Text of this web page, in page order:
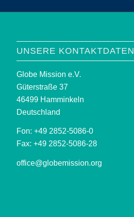
UNSERE KONTAKTDATEN
Globe Mission e.V.
Güterstraße 37
46499 Hamminkeln
Deutschland
Fon: +49 2852-5086-0
Fax: +49 2852-5086-28
office@globemission.org